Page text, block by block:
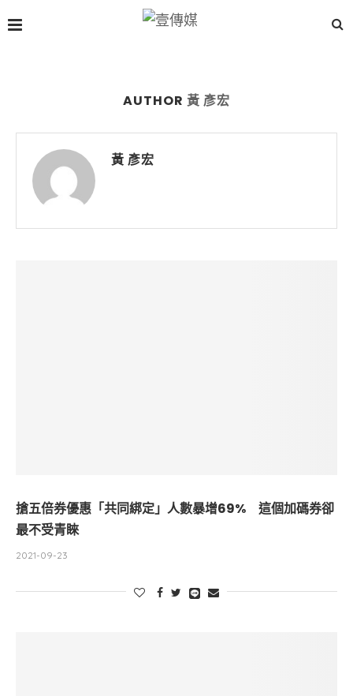
AUTHOR 黃 彥宏
黃 彥宏
搶五倍券優惠「共同綁定」人數暴增69% 這個加碼券卻
最不受青睞
2021-09-23